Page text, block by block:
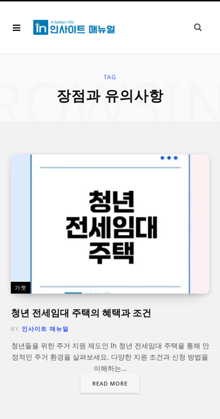
TAG
장점과 유의사항
가젯
청년 전세임대 주택의 혜택과 조건
BY 인사이트 매뉴얼
청년들을 위한 주거 지원 제도인 lh 청년 전세임대 주택을 통해 안
정적인 주거 환경을 살펴보세요. 다양한 지원 조건과 신청 방법을
이해하는…
READ MORE